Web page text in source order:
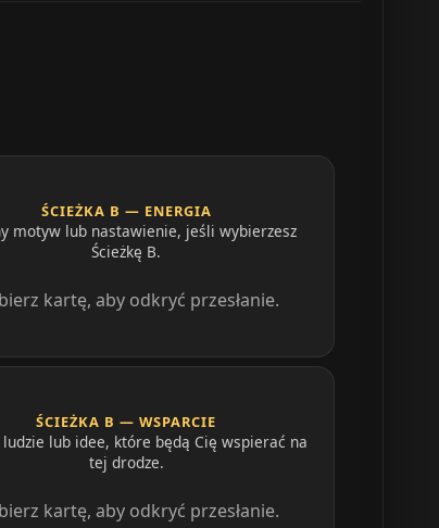
ŚCIEŻKA B — ENERGIA
motyw lub nastawienie, jeśli wybierzesz
Ścieżkę B.
kartę, aby odkryć przesłanie.
ŚCIEŻKA B — WSPARCIE
ludzie lub idee, które będą Cię wspierać na
tej drodze.
kartę, aby odkryć przesłanie.